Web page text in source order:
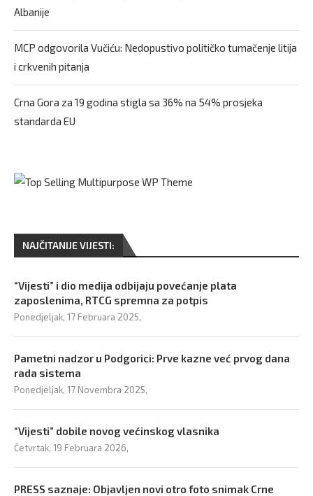
Albanije
MCP odgovorila Vučiću: Nedopustivo političko tumačenje litija
i crkvenih pitanja
Crna Gora za 19 godina stigla sa 36% na 54% prosjeka
standarda EU
NAJČITANIJE VIJESTI:
“Vijesti” i dio medija odbijaju povećanje plata
zaposlenima, RTCG spremna za potpis
Ponedjeljak, 17 Februara 2025,
Pametni nadzor u Podgorici: Prve kazne već prvog dana
rada sistema
Ponedjeljak, 17 Novembra 2025,
“Vijesti” dobile novog većinskog vlasnika
Četvrtak, 19 Februara 2026,
PRESS saznaje: Objavljen novi otro foto snimak Crne